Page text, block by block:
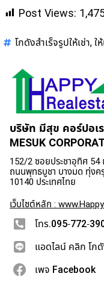
Post Views:
โกดังสำเร็จรูปให้เช่า, ใ
บริษัท มีสุข คอร์ปอเ
MESUK
152/2 ซอยประชาอุทิศ 54
ถนนพุทธบูชา บางมด ทุ่งค
10140 ประเทศไทย
เว็บไซต์หลัก :
โทร.095-772-
แอดไลน์ คลิก โก
เพจ Facebook